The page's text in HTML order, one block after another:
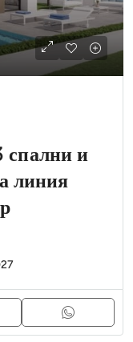
спални и
линия